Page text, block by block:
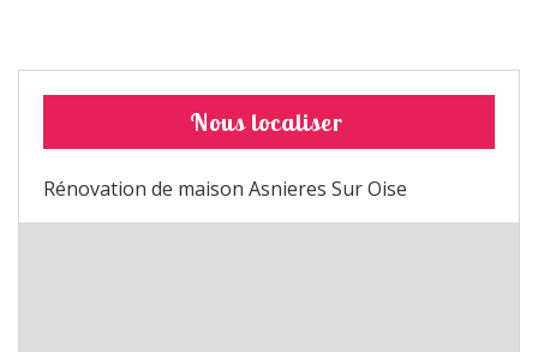
Nous localiser
Rénovation de maison Asnieres Sur Oise